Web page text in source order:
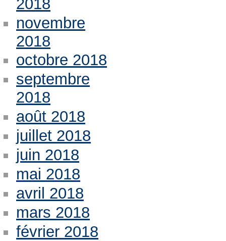
2018
novembre
2018
octobre 2018
septembre
2018
août 2018
juillet 2018
juin 2018
mai 2018
avril 2018
mars 2018
février 2018